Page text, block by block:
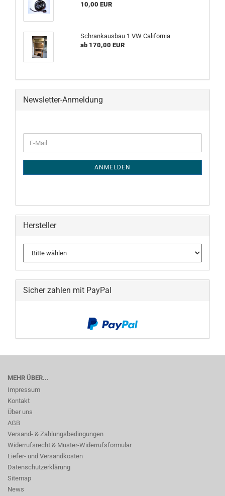
10,00 EUR
Schrankausbau 1 VW California
ab 170,00 EUR
Newsletter-Anmeldung
ZUR
E-
Mail
ANMELDEN
Hersteller
Sicher zahlen mit PayPal
MEHR ÜBER...
Impressum
Kontakt
Über uns
AGB
Versand- & Zahlungsbedingungen
Widerrufsrecht & Muster-Widerrufsformular
Liefer- und Versandkosten
Datenschutzerklärung
Sitemap
News